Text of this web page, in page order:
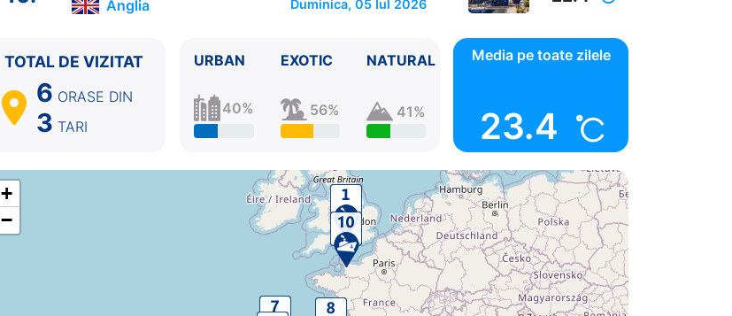
10. Southampton Anglia
Anglia
Duminica, 05 Iul 2026
TOTAL DE VIZITAT
6 ORASE DIN
3 TARI
URBAN
40%
EXOTIC
56%
NATURAL
41%
Media pe toate zilele
23.4
+
−